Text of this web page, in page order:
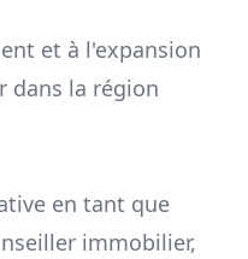
et à l'expansion
dans la région
en tant que
immobilier,